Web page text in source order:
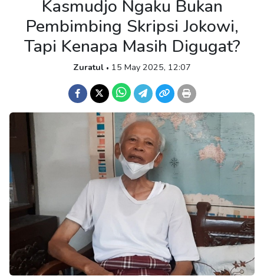
Kasmudjo Ngaku Bukan
Pembimbing Skripsi Jokowi,
Tapi Kenapa Masih Digugat?
Zuratul • 15 May 2025, 12:07